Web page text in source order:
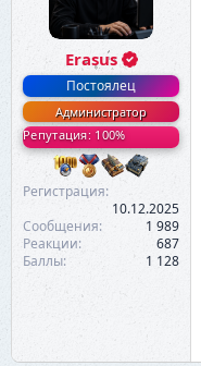
Erasus
Постоялец
Администратор
Репутация: 100%
Регистрация
10.12.2025
Сообщения
1 989
Реакции
687
Баллы
1 128